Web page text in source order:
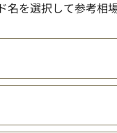
名を選択して参考相